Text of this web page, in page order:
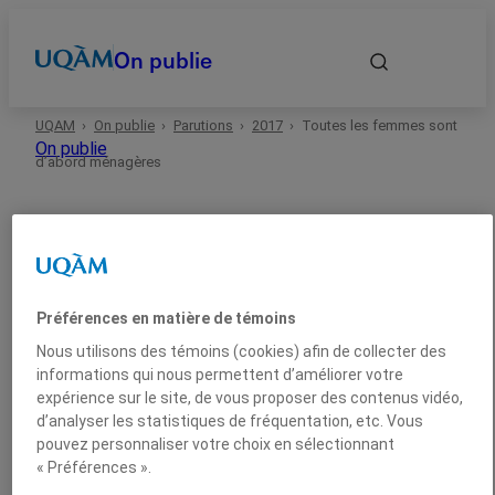
Accueil
Date
Domaines
Types
On publie
UQAM On publie Parutions 2017 Toutes les femmes sont
d’abord ménagères
On publie
Science politique et droit
Toutes les femmes sont
d’abord ménagères
Préférences en matière de témoins
Nous utilisons des témoins (cookies) afin de collecter des
informations qui nous permettent d’améliorer votre
expérience sur le site, de vous proposer des contenus vidéo,
d’analyser les statistiques de fréquentation, etc. Vous
pouvez personnaliser votre choix en sélectionnant
« Préférences ».